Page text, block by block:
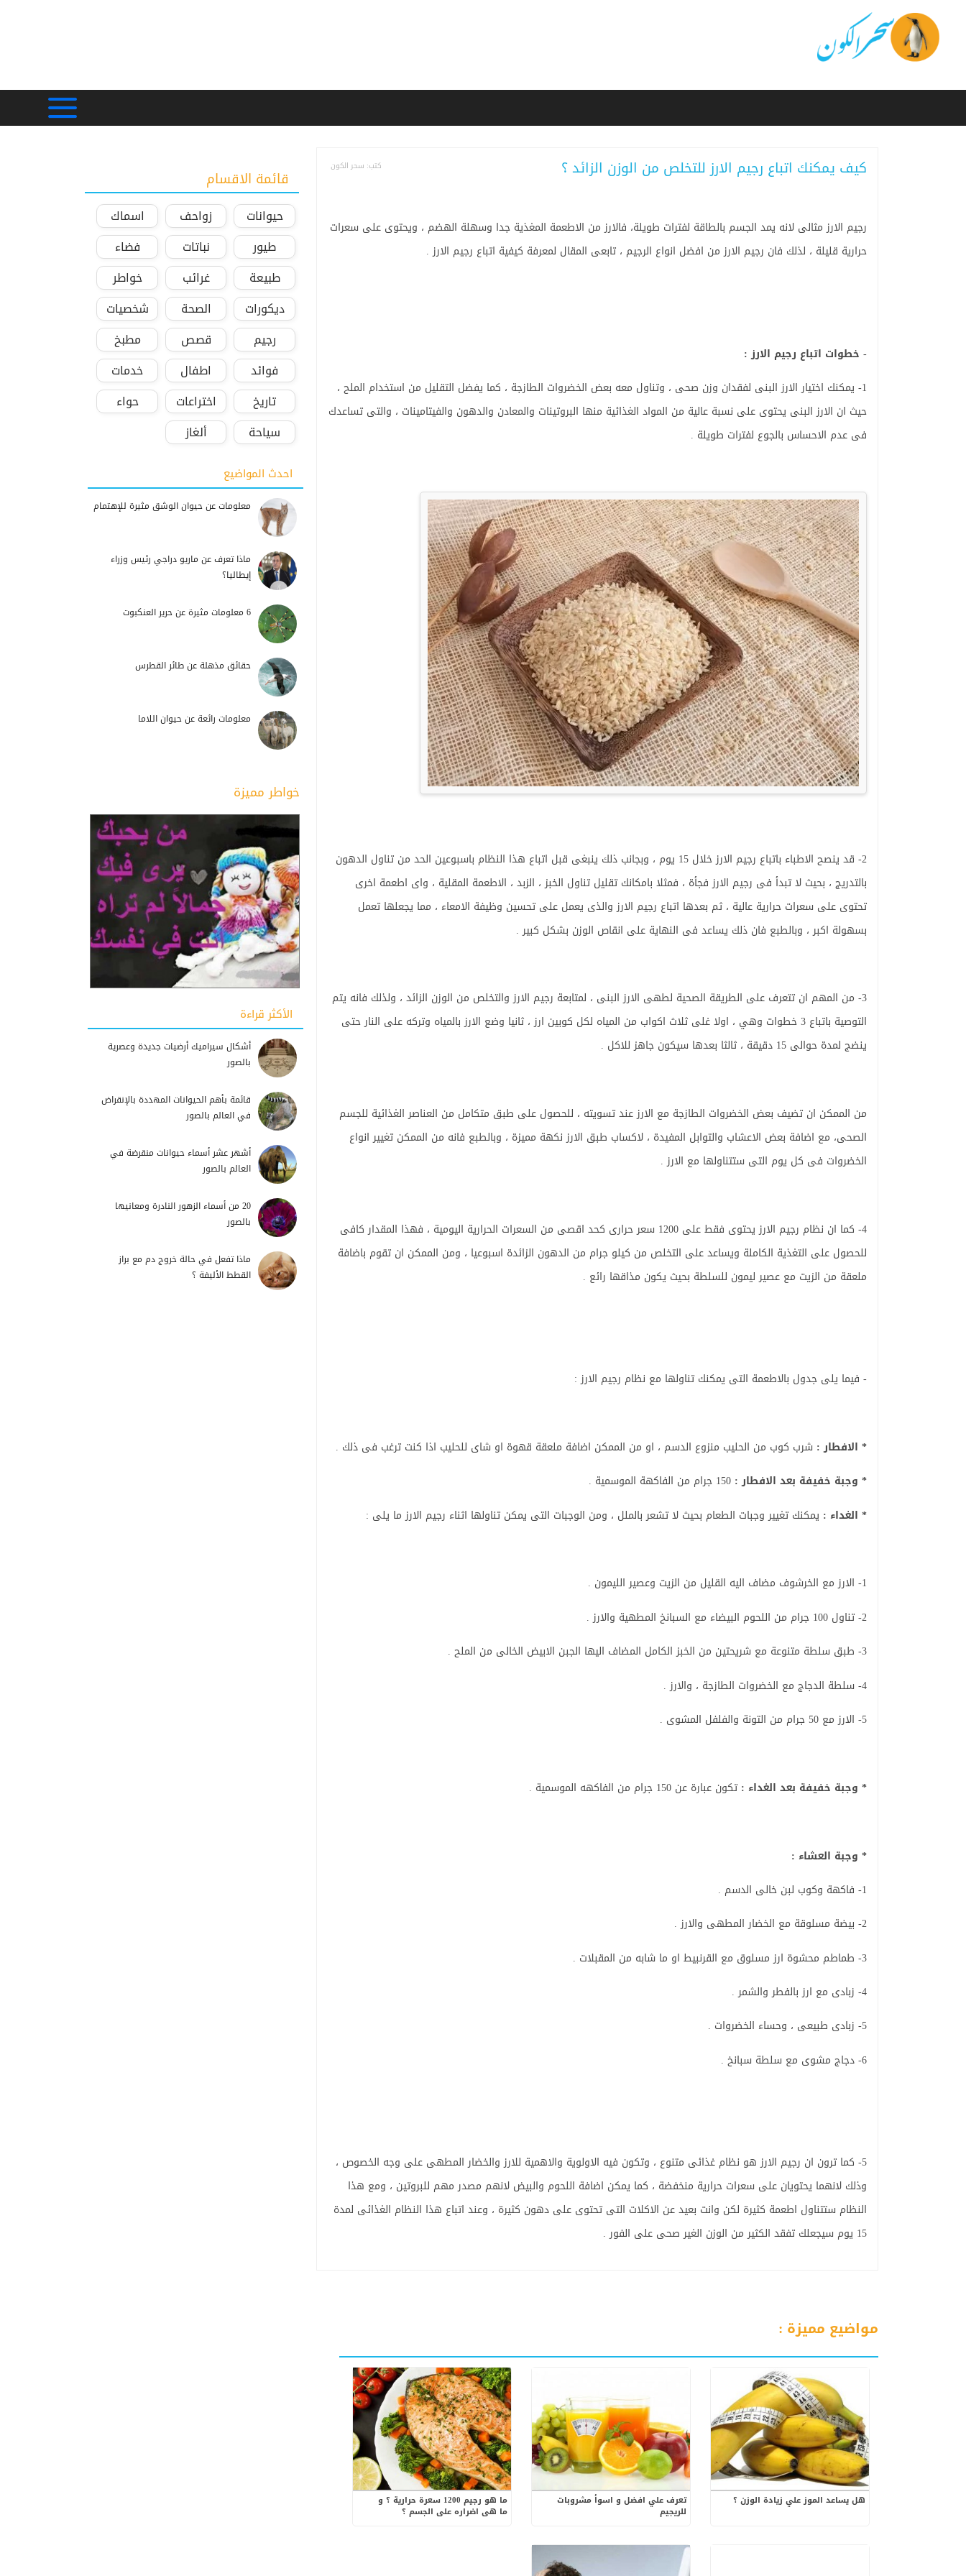
كيف يمكنك اتباع رجيم الارز للتخلص من الوزن الزائد ؟ كتب: سحر الكون
رجيم الارز مثالى لانه يمد الجسم بالطاقة لفترات طويلة، فالارز من الاطعمة المغذية جدا وسهلة الهضم ، ويحتوى على سعرات
حرارية قليلة ، لذلك فان رجيم الارز من افضل انواع الرجيم ، تابعى المقال لمعرفة كيفية اتباع رجيم الارز .
- خطوات اتباع رجيم الارز :
1- يمكنك اختيار الارز البنى لفقدان وزن صحى ، وتناول معه بعض الخضروات الطازجة ، كما يفضل التقليل من استخدام الملح ،
حيث ان الارز البنى يحتوى على نسبة عالية من المواد الغذائية منها البروتينات والمعادن والدهون والفيتامينات ، والتى تساعدك
فى عدم الاحساس بالجوع لفترات طويلة .
2- قد ينصح الاطباء باتباع رجيم الارز خلال 15 يوم ، وبجانب ذلك ينبغى قبل اتباع هذا النظام باسبوعين الحد من تناول الدهون
بالتدريج ، بحيث لا تبدأ فى رجيم الارز فجأة ، فمثلا بامكانك تقليل تناول الخبز ، الزبد ، الاطعمة المقلية ، واى اطعمة اخرى
تحتوى على سعرات حرارية عالية ، ثم بعدها اتباع رجيم الارز والذى يعمل على تحسين وظيفة الامعاء ، مما يجعلها تعمل
بسهولة اكبر ، وبالطبع فان ذلك يساعد فى النهاية على انقاص الوزن بشكل كبير .
3- من المهم ان تتعرف على الطريقة الصحية لطهى الارز البنى ، لمتابعة رجيم الارز والتخلص من الوزن الزائد ، ولذلك فانه يتم
التوصية باتباع 3 خطوات وهي ، اولا غلى ثلاث اكواب من المياه لكل كوبين ارز ، ثانيا وضع الارز بالمياه وتركه على النار حتى
ينضج لمدة حوالى 15 دقيقة ، ثالثا بعدها سيكون جاهز للاكل .
من الممكن ان تضيف بعض الخضروات الطازجة مع الارز عند تسويته ، للحصول على طبق متكامل من العناصر الغذائية للجسم
الصحى، مع اضافة بعض الاعشاب والتوابل المفيدة ، لاكساب طبق الارز نكهة مميزة ، وبالطبع فانه من الممكن تغيير انواع
الخضروات فى كل يوم التى ستتناولها مع الارز .
4- كما ان نظام رجيم الارز يحتوى فقط على 1200 سعر حرارى كحد اقصى من السعرات الحرارية اليومية ، فهذا المقدار كافى
للحصول على التغذية الكاملة ويساعد على التخلص من كيلو جرام من الدهون الزائدة اسبوعيا ، ومن الممكن ان تقوم باضافة
ملعقة من الزيت مع عصير ليمون للسلطة بحيث يكون مذاقها رائع .
- فيما يلى جدول بالاطعمة التى يمكنك تناولها مع نظام رجيم الارز :
* الافطار : شرب كوب من الحليب منزوع الدسم ، او من الممكن اضافة ملعقة قهوة او شاى للحليب اذا كنت ترغب فى ذلك .
* وجبة خفيفة بعد الافطار :
* الغداء : يمكنك تغيير وجبات الطعام بحيث لا تشعر بالملل ، ومن الوجبات التى يمكن تناولها اثناء رجيم الارز ما يلى :
1- الارز مع الخرشوف مضاف اليه القليل من الزيت وعصير الليمون .
2- تناول 100 جرام من اللحوم البيضاء مع السبانخ المطهية والارز .
3- طبق سلطة متنوعة مع شريحتين من الخبز الكامل المضاف اليها الجبن الابيض الخالى من الملح .
4- سلطة الدجاج مع الخضروات الطازجة ، والارز .
5- الارز مع 50 جرام من التونة والفلفل المشوى .
* وجبة خفيفة بعد الغداء : تكون عبارة عن 150 جرام من الفاكهه الموسمية .
* وجبة العشاء :
1- فاكهة وكوب لبن خالى الدسم .
2- بيضة مسلوقة مع الخضار المطهى والارز .
3- طماطم محشوة ارز مسلوق مع القرنبيط او ما شابه من المقبلات .
4- زبادى مع ارز بالفطر والشمر .
5- زبادى طبيعى ، وحساء الخضروات .
6- دجاج مشوى مع سلطة سبانخ .
5- كما ترون ان رجيم الارز هو نظام غذائى متنوع ، وتكون فيه الاولوية والاهمية للارز والخضار المطهى على وجه الخصوص ،
وذلك لانهما يحتويان على سعرات حرارية منخفضة ، كما يمكن اضافة اللحوم والبيض لانهم مصدر مهم للبروتين ، ومع هذا
النظام ستتناول اطعمة كثيرة لكن وانت بعيد عن الاكلات التى تحتوى على دهون كثيرة ، وعند اتباع هذا النظام الغذائى لمدة
15 يوم سيجعلك تفقد الكثير من الوزن الغير صحى على الفور .
مواضيع مميزة :
هل يساعد الموز علي زيادة الوزن ؟ تعرف علي افضل و اسوأ مشروبات
للريجيم
ما هو رجيم 1200 سعرة حرارية ؟ و
ما هى اضراره على الجسم ؟
قائمة الاقسام
حيوانات زواحف
اسماك
طيور
نباتات
فضاء
طبيعة
غرائب
خواطر
ديكورات
الصحة
شخصيات
رجيم
قصص
مطبخ
فوائد
اطفال
خدمات
تاريخ
اختراعات
حواء
سياحة
ألغاز
احدث المواضيع
معلومات عن حيوان الوشق مثيرة للإهتمام
ماذا تعرف عن ماريو دراجي رئيس وزراء
إيطاليا؟
6 معلومات مثيرة عن حرير العنكبوت
حقائق مذهلة عن طائر القطرس
معلومات رائعة عن حيوان اللاما
خواطر مميزة
الأكثر قراءة
أشكال سيراميك أرضيات جديدة وعصرية
بالصور
قائمة بأهم الحيوانات المهددة بالإنقراض
في العالم بالصور
أشهر عشر أسماء حيوانات منقرضة في
العالم بالصور
20 من أسماء الزهور النادرة ومعانيها
بالصور
ماذا تفعل في حالة خروج دم مع براز
القطط الأليفة ؟